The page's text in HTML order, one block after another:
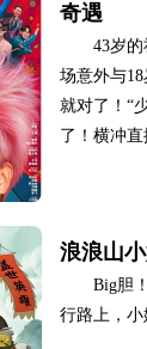
奇遇
43岁
场意外与
就对了！“
了！横冲
浪浪山
Big胆
行路上，